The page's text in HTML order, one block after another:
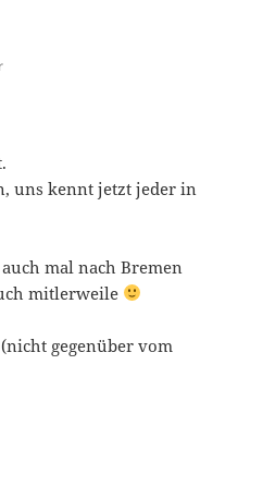
uns kennt jetzt jeder in
mal nach Bremen
mitlerweile
gegenüber vom